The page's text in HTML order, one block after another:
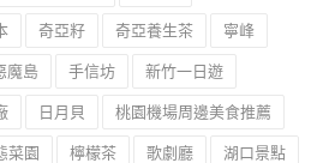
奇亞籽 奇亞養生茶 寧峰
魔島 手信坊 新竹一日遊
日月貝 桃園機場周邊美食推薦
菜園 檸檬茶 歌劇廳 湖口景點